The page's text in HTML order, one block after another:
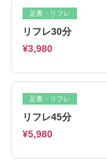
足裏・リフレ
リフレ30分
¥3,980
足裏・リフレ
リフレ45分
¥5,980